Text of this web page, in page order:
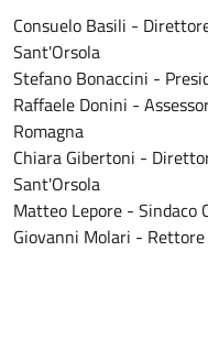
Consuelo Basili -
Sant'Orsola
Stefano Bonaccini -
Raffaele Donini -
Romagna
Chiara Gibertoni -
Sant'Orsola
Matteo Lepore - Sindaco
Giovanni Molari -